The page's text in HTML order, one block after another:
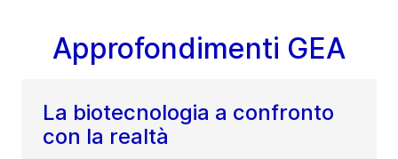
Approfondimenti GEA
La biotecnologia a confronto
con la realtà